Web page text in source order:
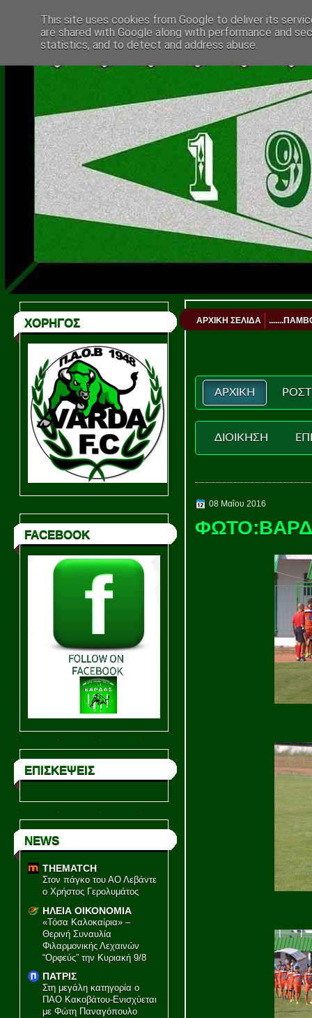
ΧΟΡΗΓΟΣ
FACEBOOK
ΕΠΙΣΚΕΨΕΙΣ
NEWS
THEMATCH
Στον πάγκο του ΑΟ Λεβάντε
ο Χρήστος Γερολυμάτος
ΗΛΕΙΑ ΟΙΚΟΝΟΜΙΑ
«Τόσα Καλοκαίρια» –
Θερινή Συναυλία
Φιλαρμονικής Λεχαινών
“Ορφεύς” την Κυριακή 9/8
ΠΑΤΡΙΣ
Στη μεγάλη κατηγορία ο
ΠΑΟ Κακοβάτου-Ενισχύεται
με Φώτη Παναγόπουλο
ΑΡΧΙΚΗ ΣΕΛΙΔΑ
ΑΡΧΙΚΗ
ΔΙΟΙΚΗΣΗ
08 Μαΐου 2016
This site uses cookies from Google to deliver its
are shared with Google along with performance and
statistics, and to detect and address abuse.